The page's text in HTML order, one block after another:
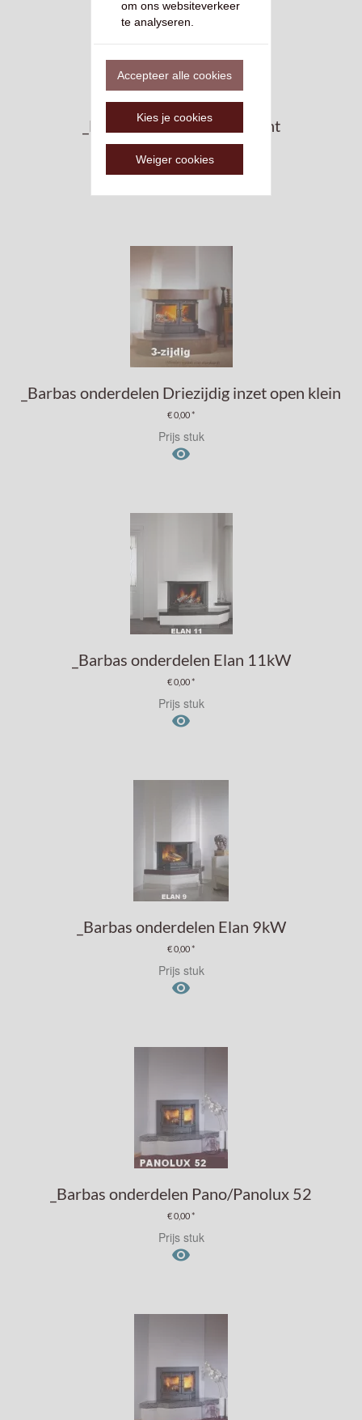
_Barbas onderdelen Brabant
€ 0,00 *
Prijs stuk
_Barbas onderdelen Driezijdig inzet open klein
€ 0,00 *
Prijs stuk

_Barbas onderdelen Elan 11kW
€ 0,00 *
Prijs stuk

_Barbas onderdelen Elan 9kW
€ 0,00 *
Prijs stuk

_Barbas onderdelen Pano/Panolux 52
€ 0,00 *
Prijs stuk

om ons websiteverkeer
te analyseren.
Accepteer alle cookies
Kies je cookies
Weiger cookies